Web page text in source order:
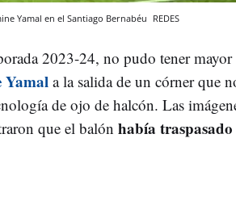
Yamal en el Santiago Bernabéu REDES
2023-24, no pudo tener
Yamal a la salida de un córner que
de ojo de halcón. Las
que el balón había